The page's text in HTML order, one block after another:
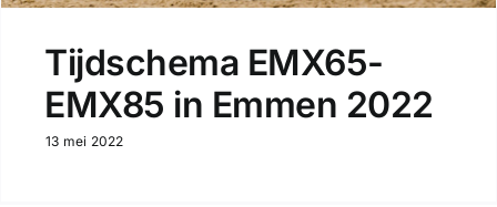
Tijdschema EMX65-
EMX85 in Emmen 2022
13 mei 2022